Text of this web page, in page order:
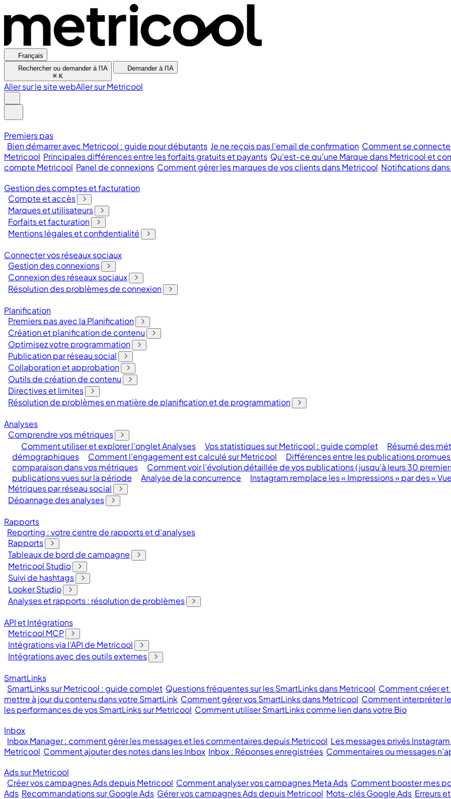
Français
Rechercher ou demander à l'IA
⌘ K
Demander à l'IA
Aller sur le site webAller sur Metricool
Premiers pas
Bien démarrer avec Metricool : guide pour débutants Je ne reçois pas l’email de confirmation Comment se
Metricool Principales différences entre les forfaits gratuits et payants Qu'est-ce qu'une Marque dans Metricool et
compte Metricool Panel de connexions Comment gérer les marques de vos clients dans Metricool Notifications
Gestion des comptes et facturation
Compte et accès
Marques et utilisateurs
Forfaits et facturation
Mentions légales et confidentialité
Connecter vos réseaux sociaux
Gestion des connexions
Connexion des réseaux sociaux
Résolution des problèmes de connexion
Planification
Premiers pas avec la Planification
Création et planification de contenu
Optimisez votre programmation
Publication par réseau social
Collaboration et approbation
Outils de création de contenu
Directives et limites
Résolution de problèmes en matière de planification et de programmation
Analyses
Comprendre vos métriques
Comment utiliser et explorer l’onglet Analyses
Vos statistiques sur Metricool : guide complet Résumé des
démographiques
Comment l’engagement est calculé sur Metricool Différences entre les publications
comparaison dans vos métriques
Comment voir l’évolution détaillée de vos publications (jusqu’à leurs 30
publications vues sur la période
Analyse de la concurrence
Instagram remplace les « Impressions » par des «
Métriques par réseau social
Dépannage des analyses
Rapports
Reporting : votre centre de rapports et d'analyses
Rapports
Tableaux de bord de campagne
Metricool Studio
Suivi de hashtags
Looker Studio
Analyses et rapports : résolution de problèmes
API et Intégrations
Metricool MCP
Intégrations via l'API de Metricool
Intégrations avec des outils externes
SmartLinks
SmartLinks sur Metricool : guide complet Questions fréquentes sur les SmartLinks dans Metricool Comment créer et
mettre à jour du contenu dans votre SmartLink Comment gérer vos SmartLinks dans Metricool Comment interpréter
les performances de vos SmartLinks sur Metricool Comment utiliser SmartLinks comme lien dans votre Bio
Inbox
Inbox Manager : comment gérer les messages et les commentaires depuis Metricool Les messages privés
Metricool Comment ajouter des notes dans les Inbox Inbox : Réponses enregistrées Commentaires ou messages
Ads sur Metricool
Créer vos campagnes Ads depuis Metricool Comment analyser vos campagnes Meta Ads Comment booster mes
Ads Recommandations sur Google Ads Gérer vos campagnes Ads depuis Metricool Mots-clés Google Ads Erreurs